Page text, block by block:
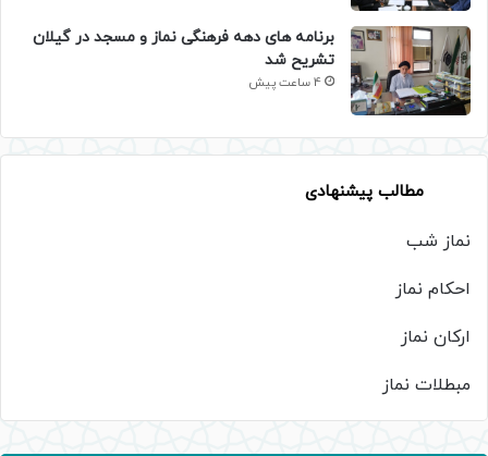
برنامه های دهه فرهنگی نماز و مسجد در گیلان
تشریح شد
4 ساعت پیش
مطالب پیشنهادی
نماز شب
احکام نماز
ارکان نماز
مبطلات نماز